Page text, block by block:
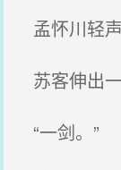
孟怀川轻
苏客伸出一
“一剑。”